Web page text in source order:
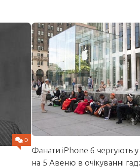
0
Фанати iPhone 6 чергують у
на 5 Авеню в очікуванні